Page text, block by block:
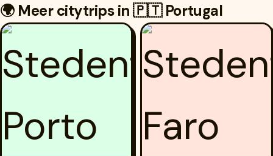
🌍 Meer citytrips in 🇵🇹 Portugal